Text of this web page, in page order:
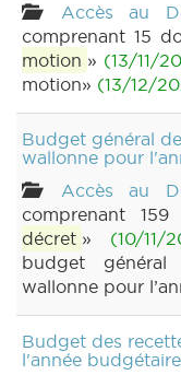
Accès au
comprenant 15
motion » (13/11/
motion» (13/12/
Budget général
wallonne pour
Accès au
comprenant
décret » (10/11/
budget
wallonne pour
Budget des
l'année